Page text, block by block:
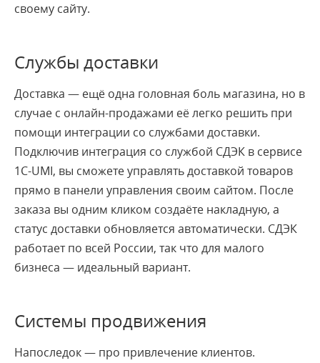
своему сайту.
Службы доставки
Доставка — ещё одна головная боль магазина, но в
случае с онлайн-продажами её легко решить при
помощи интеграции со службами доставки.
Подключив интеграция со службой СДЭК в сервисе
1С-UMI, вы сможете управлять доставкой товаров
прямо в панели управления своим сайтом. После
заказа вы одним кликом создаёте накладную, а
статус доставки обновляется автоматически. СДЭК
работает по всей России, так что для малого
бизнеса — идеальный вариант.
Системы продвижения
Напоследок — про привлечение клиентов.